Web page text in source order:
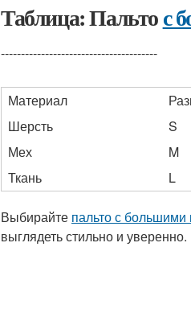
Таблица: Пальтос
---------------------------------------
Материал
Шерсть
S
Мех
M
Ткань
L
Выбирайте пальто с большими
выглядеть стильно и уверенно.